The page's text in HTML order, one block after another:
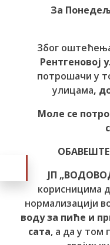
За
Због
Рентгеновој
потрошачи у
улицама,
Моле се
ЈП
корисницима
нормализацији
воду за пиће и
сата, а да у том